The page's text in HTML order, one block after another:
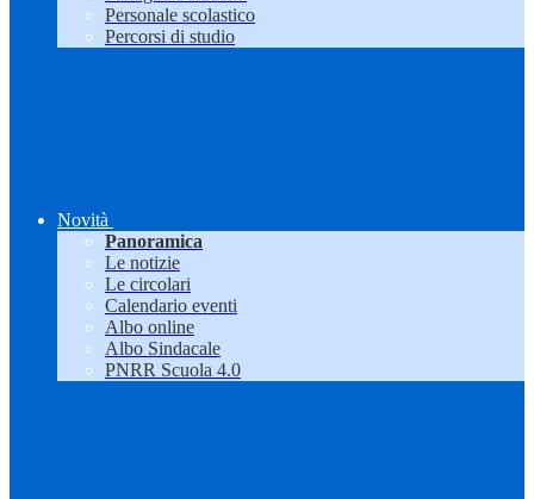
Personale scolastico
Percorsi di studio
Novità
Panoramica
Le notizie
Le circolari
Calendario eventi
Albo online
Albo Sindacale
PNRR Scuola 4.0